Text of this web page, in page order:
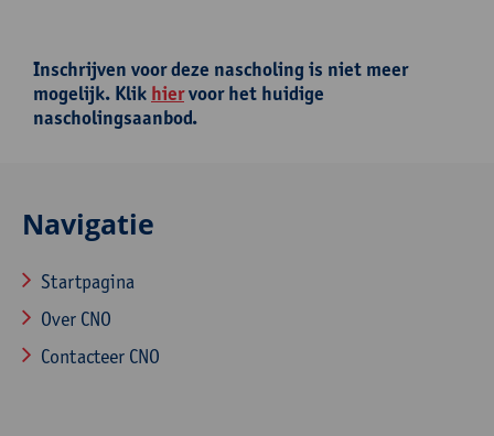
Inschrijven voor deze nascholing is niet meer
mogelijk. Klik hiervoor het huidige
nascholingsaanbod.
Navigatie
Startpagina
Over CNO
Contacteer CNO